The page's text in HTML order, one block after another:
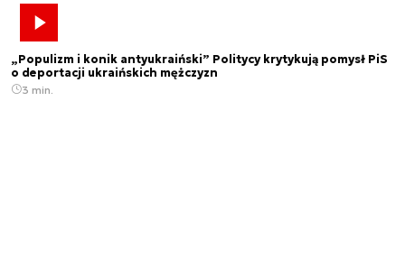
„Populizm i konik antyukraiński” Politycy krytykują pomysł PiS
o deportacji ukraińskich mężczyzn
3 min.